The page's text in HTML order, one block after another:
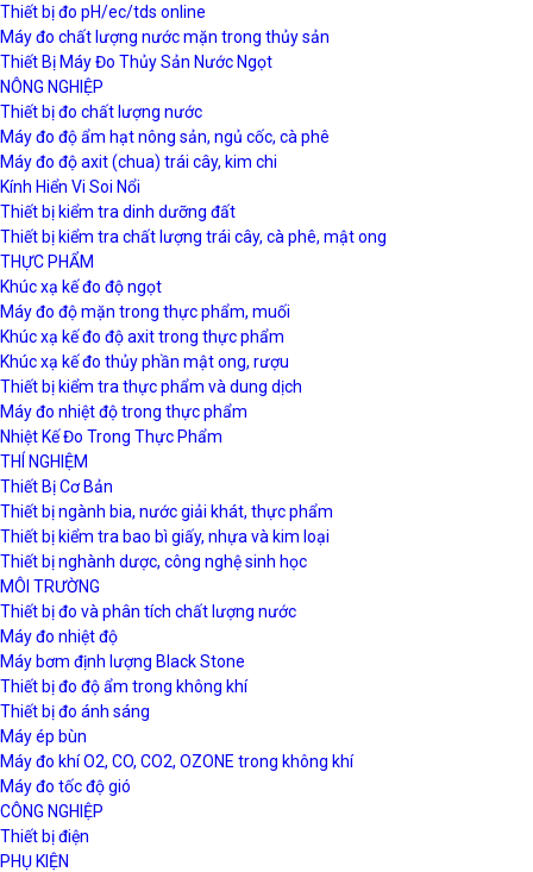
Thiết bị đo pH/ec/tds online
Máy đo chất lượng nước mặn trong thủy sản
Thiết Bị Máy Đo Thủy Sản Nước Ngọt
NÔNG NGHIỆP
Thiết bị đo chất lượng nước
Máy đo độ ẩm hạt nông sản, ngủ cốc, cà phê
Máy đo độ axit (chua) trái cây, kim chi
Kính Hiển Vi Soi Nổi
Thiết bị kiểm tra dinh dưỡng đất
Thiết bị kiểm tra chất lượng trái cây, cà phê, mật ong
THỰC PHẨM
Khúc xạ kế đo độ ngọt
Máy đo độ mặn trong thực phẩm, muối
Khúc xạ kế đo độ axit trong thực phẩm
Khúc xạ kế đo thủy phần mật ong, rượu
Thiết bị kiểm tra thực phẩm và dung dịch
Máy đo nhiệt độ trong thực phẩm
Nhiệt Kế Đo Trong Thực Phẩm
THÍ NGHIỆM
Thiết Bị Cơ Bản
Thiết bị ngành bia, nước giải khát, thực phẩm
Thiết bị kiểm tra bao bì giấy, nhựa và kim loại
Thiết bị nghành dược, công nghệ sinh học
MÔI TRƯỜNG
Thiết bị đo và phân tích chất lượng nước
Máy đo nhiệt độ
Máy bơm định lượng Black Stone
Thiết bị đo độ ẩm trong không khí
Thiết bị đo ánh sáng
Máy ép bùn
Máy đo khí O2, CO, CO2, OZONE trong không khí
Máy đo tốc độ gió
CÔNG NGHIỆP
Thiết bị điện
PHỤ KIỆN